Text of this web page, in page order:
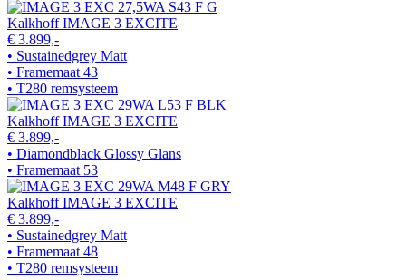
Kalkhoff IMAGE 3 EXCITE
€ 3.899,-
• Sustainedgrey Matt
• Framemaat 43
• T280 remsysteem
Kalkhoff IMAGE 3 EXCITE
€ 3.899,-
• Diamondblack Glossy Glans
• Framemaat 53
Kalkhoff IMAGE 3 EXCITE
€ 3.899,-
• Sustainedgrey Matt
• Framemaat 48
• T280 remsysteem